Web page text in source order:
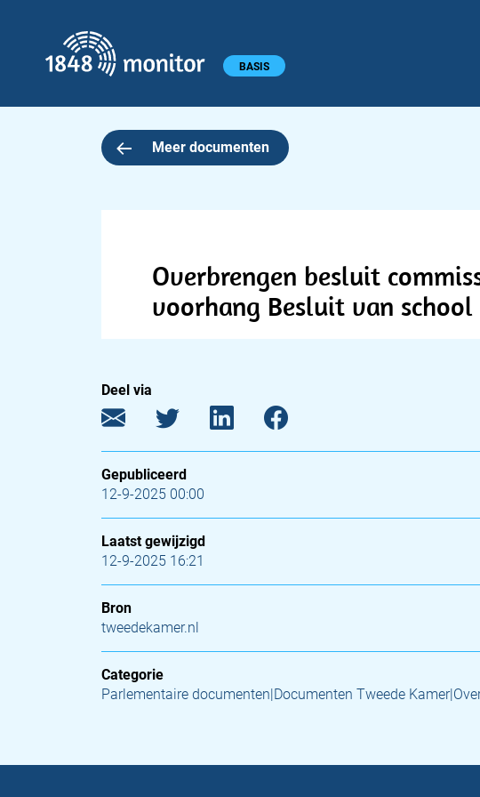
Hoofdmenu BASIS
Meer documenten
Overbrengen besluit
voorhang Besluit van
Deel via
Gepubliceerd
12-9-2025 00:00
Laatst gewijzigd
12-9-2025 16:21
Bron
tweedekamer.nl
Categorie
Parlementaire documenten|Documenten Tweede